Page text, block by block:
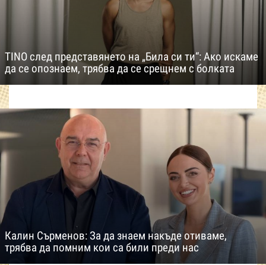
TINO след представянето на „Била си ти“: Ако искаме
да се опознаем, трябва да се срещнем с болката
Калин Сърменов: За да знаем накъде отиваме,
трябва да помним кои са били преди нас